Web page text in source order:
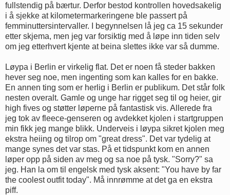
fullstendig på bærtur. Derfor bestod kontrollen hovedsakelig
i å sjekke at kilometermarkeringene ble passert på
femminuttersintervaller. I begynnelsen lå jeg ca 15 sekunder
etter skjema, men jeg var forsiktig med å løpe inn tiden selv
om jeg etterhvert kjente at beina slettes ikke var så dumme.
Løypa i Berlin er virkelig flat. Det er noen få steder bakken
hever seg noe, men ingenting som kan kalles for en bakke.
En annen ting som er herlig i Berlin er publikum. Det står folk
nesten overalt. Gamle og unge har rigget seg til og heier, gir
high fives og støtter løperne på fantastisk vis. Allerede fra
jeg tok av fleece-genseren og avdekket kjolen i startgruppen
min fikk jeg mange blikk. Underveis i løypa sikret kjolen meg
ekstra heiing og tilrop om "great dress". Det var tydelig at
mange synes det var stas. På et tidspunkt kom en annen
løper opp på siden av meg og sa noe på tysk. "Sorry?" sa
jeg. Han la om til engelsk med tysk aksent: "You have by far
the coolest outfit today". Må innrømme at det ga en ekstra
piff.